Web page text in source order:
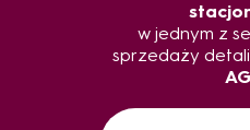
w jednym z
sprzedaży